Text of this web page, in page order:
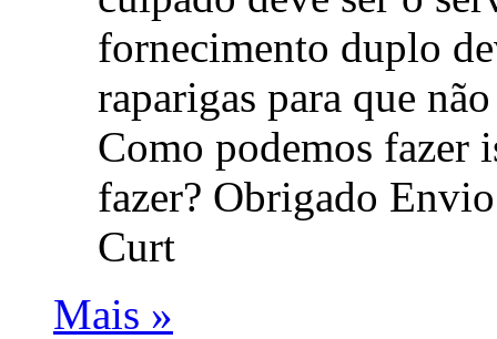
fornecimento duplo
raparigas para que
Como podemos fazer
fazer? Obrigado
Curt
Mais »